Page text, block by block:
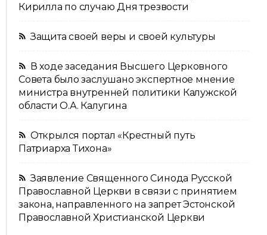
Кирилла по случаю Дня трезвости
Защита своей веры и своей культуры
В ходе заседания Высшего Церковного
Совета было заслушано экспертное мнение
министра внутренней политики Калужской
области О.А. Калугина
Открылся портал «Крестный путь
Патриарха Тихона»
Заявление Священного Синода Русской
Православной Церкви в связи с принятием
закона, направленного на запрет Эстонской
Православной Христианской Церкви